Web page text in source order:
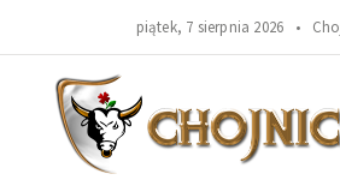
piątek, 7 sierpnia 2026 •